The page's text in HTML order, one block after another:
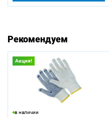
Рекомендуем
Акция!
в наличии